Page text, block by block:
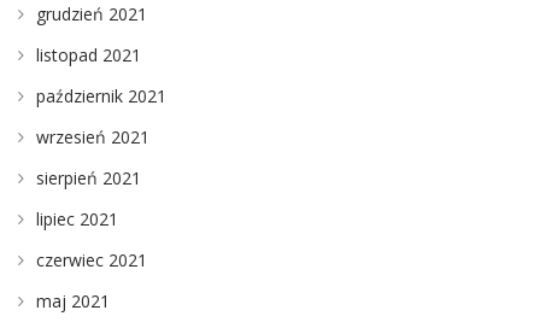
grudzień 2021
listopad 2021
październik 2021
wrzesień 2021
sierpień 2021
lipiec 2021
czerwiec 2021
maj 2021